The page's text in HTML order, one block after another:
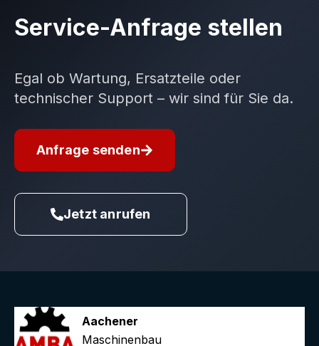
Service-Anfrage stellen
Egal ob Wartung, Ersatzteile oder
technischer Support – wir sind für Sie da.
Anfrage senden
Jetzt anrufen
Aachener
Maschinenbau